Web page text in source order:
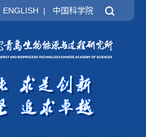
ENGLISH | 中国科学院